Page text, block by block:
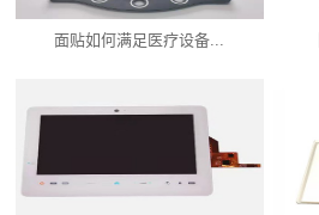
面贴如何满足医疗设备...